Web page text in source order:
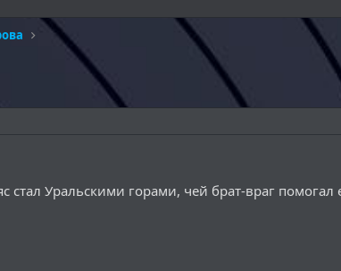
Уральскими горами, чей брат-враг помогал